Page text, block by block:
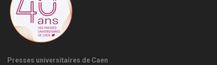
Presses universitaires de Caen